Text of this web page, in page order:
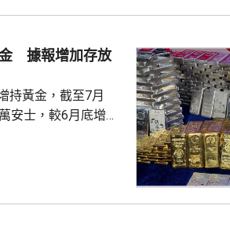
能調度專家技能與真
正的科研項目，並
據報增加存放
持黃金，截至7月
安士，較6月底增加
主要的黃金交易中